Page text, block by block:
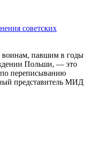
советских
воинам, павшим в годы
Польши, — это
по переписыванию
представитель МИД